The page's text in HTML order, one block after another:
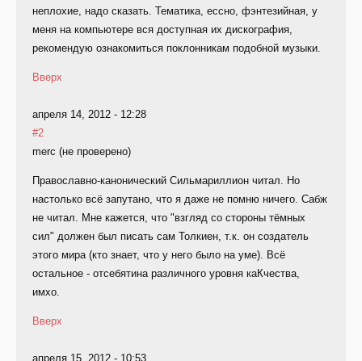
неплохие, надо сказать. Тематика, ессно, фэнтезийная, у
меня на компьютере вся доступная их дискография,
рекомендую ознакомиться поклонникам подобной музыки.
Вверх
апреля 14, 2012 - 12:28
#2
merc (не проверено)
Православно-канонический Сильмариллион читал. Но
настолько всё запутано, что я даже не помню ничего. Сабж
не читал. Мне кажется, что "взгляд со стороны тёмных
сил" должен был писать сам Толкиен, т.к. он создатель
этого мира (кто знает, что у него было на уме). Всё
остальное - отсебятина различного уровня каКчества,
имхо.
Вверх
апреля 15, 2012 - 10:53